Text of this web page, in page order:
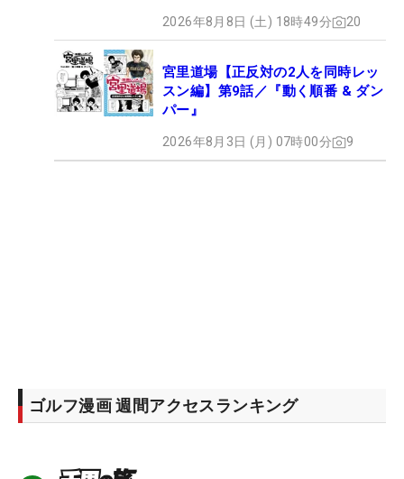
2026年8月8日 (土) 18時49分 20
宮里道場【正反対の2人を同時レッ
スン編】第9話／『動く順番 & ダン
パー』
2026年8月3日 (月) 07時00分 9
ゴルフ漫画 週間アクセスランキング